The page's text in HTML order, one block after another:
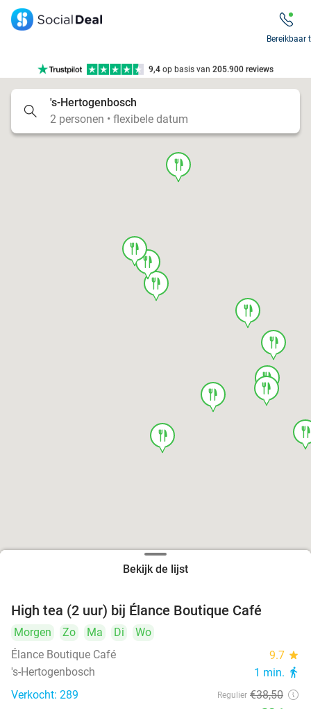
9,4 op basis van 205.900 reviews
10+ miljoen leden
Bereikbaar
's-Hertogenbosch
2 personen • flexibele datum
food
food
food
food
food
food
food
food
food
food
Bekijk de lijst
High tea (2 uur) bij Élance Boutique Café
Morgen Zo Ma Di
Wo
Élance Boutique Café
9.7 star
's-Hertogenbosch 1 min. directions_walk
Verkocht: 289 Regulier €38,50